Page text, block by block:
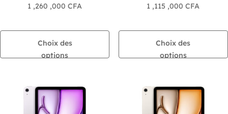
1 ,260 ,000CFA
prix :
,000 CFA
,260
,000 CFA
Choix des
options
1 ,115 ,000CFA
prix :
,000
,115
,000
Choix des
options